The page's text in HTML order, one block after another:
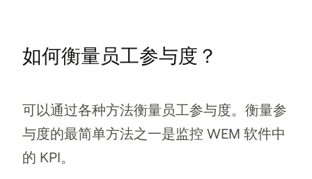
如何衡量员工参与度？
可以通过各种方法衡量员工参与度。衡量参
与度的最简单方法之一是监控 WEM 软件中
的 KPI。